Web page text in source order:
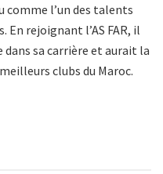
comme l’un des talents
rejoignant l’AS FAR, il
sa carrière et aurait la
clubs du Maroc.